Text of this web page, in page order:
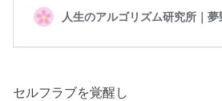
セルフラブを覚醒し